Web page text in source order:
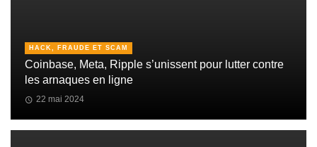
HACK, FRAUDE ET SCAM
Coinbase, Meta, Ripple s’unissent pour lutter contre
les arnaques en ligne
22 mai 2024